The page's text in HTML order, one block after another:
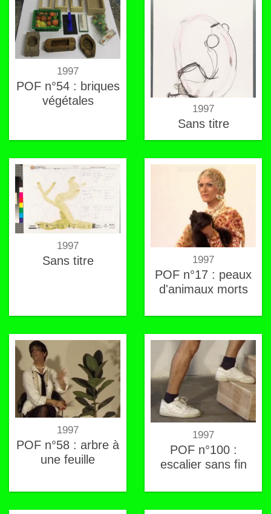
1997
POF n°54 : briques
végétales
1997
Sans titre
1997
Sans titre 1997
POF n°17 : peaux
d'animaux morts
1997
POF n°58 : arbre à
une feuille
1997
POF n°100 :
escalier sans fin